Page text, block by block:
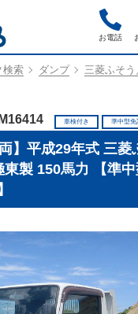
お電話
検索 ダンプ 三菱ふそ
車検付き 準中型免
】平成29年式 三
東製 150馬力 【準